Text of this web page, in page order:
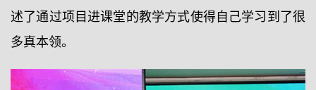
述了通过项目进课堂的教学方式使得自己学习到了很
多真本领。